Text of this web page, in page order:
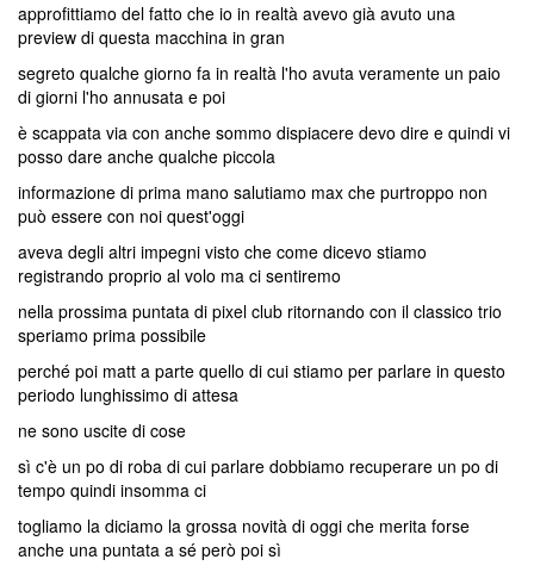
approfittiamo del fatto che io in realtà avevo già avuto una
preview di questa macchina in gran
segreto qualche giorno fa in realtà l'ho avuta veramente un paio
di giorni l'ho annusata e poi
è scappata via con anche sommo dispiacere devo dire e quindi vi
posso dare anche qualche piccola
informazione di prima mano salutiamo max che purtroppo non
può essere con noi quest'oggi
aveva degli altri impegni visto che come dicevo stiamo
registrando proprio al volo ma ci sentiremo
nella prossima puntata di pixel club ritornando con il classico trio
speriamo prima possibile
perché poi matt a parte quello di cui stiamo per parlare in questo
periodo lunghissimo di attesa
ne sono uscite di cose
sì c'è un po di roba di cui parlare dobbiamo recuperare un po di
tempo quindi insomma ci
togliamo la diciamo la grossa novità di oggi che merita forse
anche una puntata a sé però poi sì